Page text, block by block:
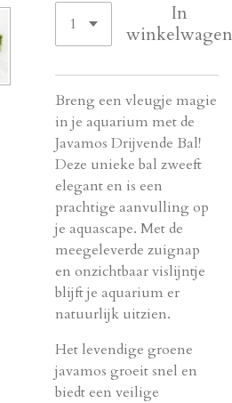
In
winkelwagen
Breng een vleugje magie
in je aquarium met de
Javamos Drijvende Bal!
Deze unieke bal zweeft
elegant en is een
prachtige aanvulling op
je aquascape. Met de
meegeleverde zuignap
en onzichtbaar vislijntje
blijft je aquarium er
natuurlijk uitzien.
Het levendige groene
javamos groeit snel en
biedt een veilige